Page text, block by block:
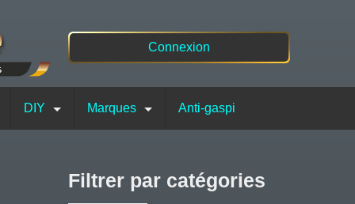
Connexion
DIY Marques Anti-gaspi
Filtrer par catégories